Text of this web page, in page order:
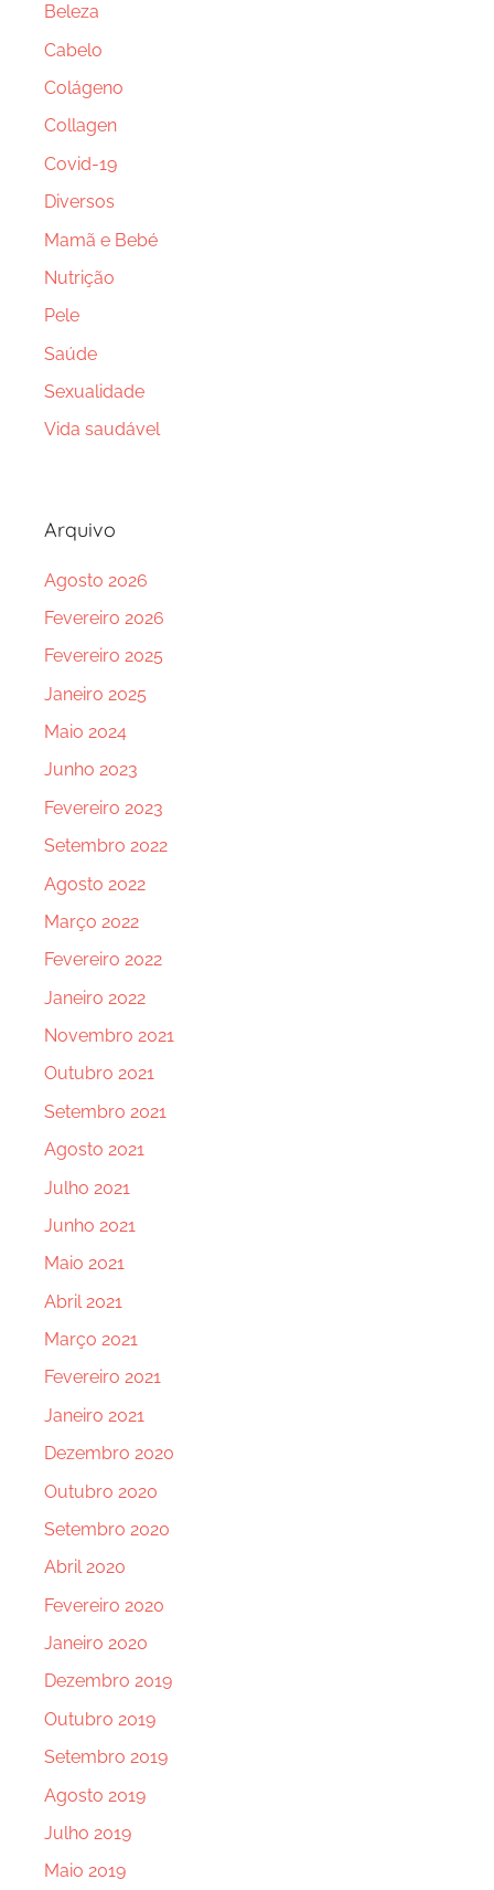
Beleza
Cabelo
Colágeno
Collagen
Covid-19
Diversos
Mamã e Bebé
Nutrição
Pele
Saúde
Sexualidade
Vida saudável
Arquivo
Agosto 2026
Fevereiro 2026
Fevereiro 2025
Janeiro 2025
Maio 2024
Junho 2023
Fevereiro 2023
Setembro 2022
Agosto 2022
Março 2022
Fevereiro 2022
Janeiro 2022
Novembro 2021
Outubro 2021
Setembro 2021
Agosto 2021
Julho 2021
Junho 2021
Maio 2021
Abril 2021
Março 2021
Fevereiro 2021
Janeiro 2021
Dezembro 2020
Outubro 2020
Setembro 2020
Abril 2020
Fevereiro 2020
Janeiro 2020
Dezembro 2019
Outubro 2019
Setembro 2019
Agosto 2019
Julho 2019
Maio 2019